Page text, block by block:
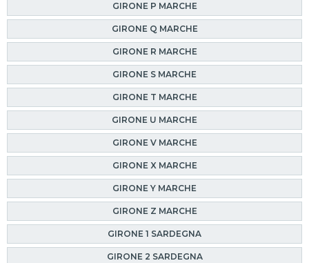
GIRONE P MARCHE
GIRONE Q MARCHE
GIRONE R MARCHE
GIRONE S MARCHE
GIRONE T MARCHE
GIRONE U MARCHE
GIRONE V MARCHE
GIRONE X MARCHE
GIRONE Y MARCHE
GIRONE Z MARCHE
GIRONE 1 SARDEGNA
GIRONE 2 SARDEGNA